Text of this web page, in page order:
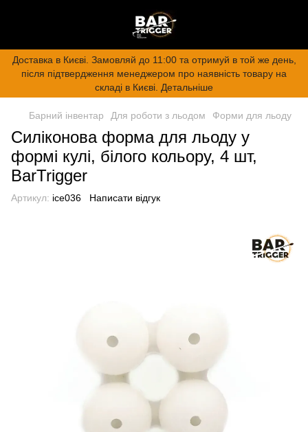
Доставка в Києві. Замовляй до 11:00 та отримуй в той же день,
після підтвердження менеджером про наявність товару на
складі в Києві. Детальніше
Барний інвентар Для роботи з льодом Форми для льоду
Силіконова форма для льоду у
формі кулі, білого кольору, 4 шт,
BarTrigger
Артикул: ice036 Написати відгук